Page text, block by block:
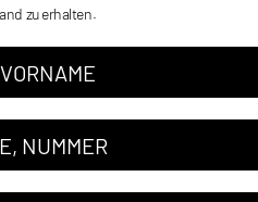
zu erhalten.